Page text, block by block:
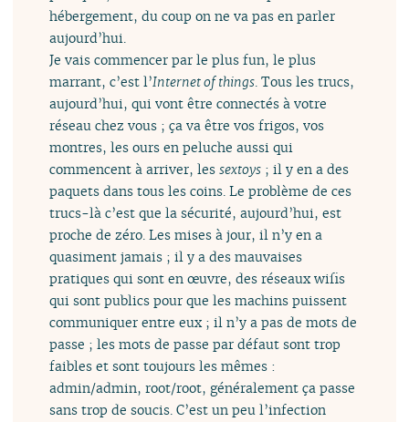
hébergement, du coup on ne va pas en parler
aujourd’hui.
Je vais commencer par le plus fun, le plus
marrant, c’est l’Internet of things. Tous les trucs,
aujourd’hui, qui vont être connectés à votre
réseau chez vous ; ça va être vos frigos, vos
montres, les ours en peluche aussi qui
commencent à arriver, lessextoys ; il y en a des
paquets dans tous les coins. Le problème de ces
trucs-là c’est que la sécurité, aujourd’hui, est
proche de zéro. Les mises à jour, il n’y en a
quasiment jamais ; il y a des mauvaises
pratiques qui sont en œuvre, des réseaux wifis
qui sont publics pour que les machins puissent
communiquer entre eux ; il n’y a pas de mots de
passe ; les mots de passe par défaut sont trop
faibles et sont toujours les mêmes :
admin/admin, root/root, généralement ça passe
sans trop de soucis. C’est un peu l’infection